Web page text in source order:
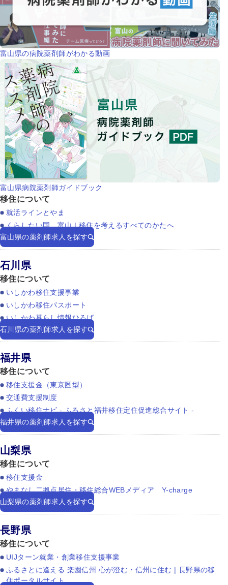
富山県の病院薬剤師がわかる動画
富山県病院薬剤師ガイドブック
移住について
就活ラインとやま
くらしたい国、富山 | 移住を考えるすべてのかたへ
富山県の薬剤師求人を探す
石川県
移住について
いしかわ移住支援事業
いしかわ移住パスポート
いしかわ暮らし情報ひろば
石川県の薬剤師求人を探す
福井県
移住について
移住支援金（東京圏型）
交通費支援制度
ふくい移住ナビ - ふるさと福井移住定住促進総合サイト -
福井県の薬剤師求人を探す
山梨県
移住について
移住支援金
やまなし二拠点居住・移住総合WEBメディア Y-charge
山梨県の薬剤師求人を探す
長野県
移住について
UIJターン就業・創業移住支援事業
ふるさとに逢える 楽園信州 心が澄む・信州に住む | 長野県の移
住ポータルサイト